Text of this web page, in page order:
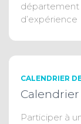
département
d’expérience
CALENDRIER
Calendrier
Participer à